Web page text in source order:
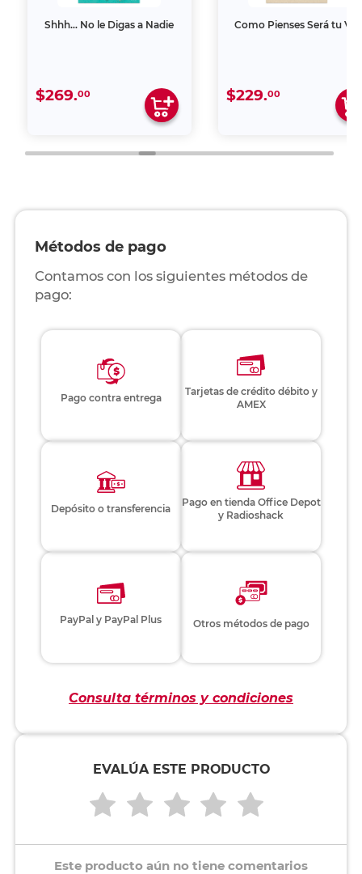
Shhh… No le Digas a Nadie
$269.00
Como Pienses Será tu
$229.00
Métodos de pago
Contamos con los siguientes métodos de
pago:
Pago contra entrega
Tarjetas de crédito débito y
AMEX
Depósito o transferencia
Pago en tienda Office Depot
y Radioshack
PayPal y PayPal Plus Otros métodos de pago
Consulta términos y condiciones
EVALÚA ESTE PRODUCTO
Este producto aún no tiene comentarios